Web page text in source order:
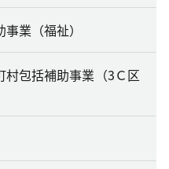
業（福祉）
包括補助事業（3Ｃ区